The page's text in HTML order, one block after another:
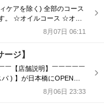
ケアを除く) 全部のコース
イ
8月07日 06:11
ジ】
を提供いたします。 お客
リアNo.1 ” メンズエステ
8月06日 23:33